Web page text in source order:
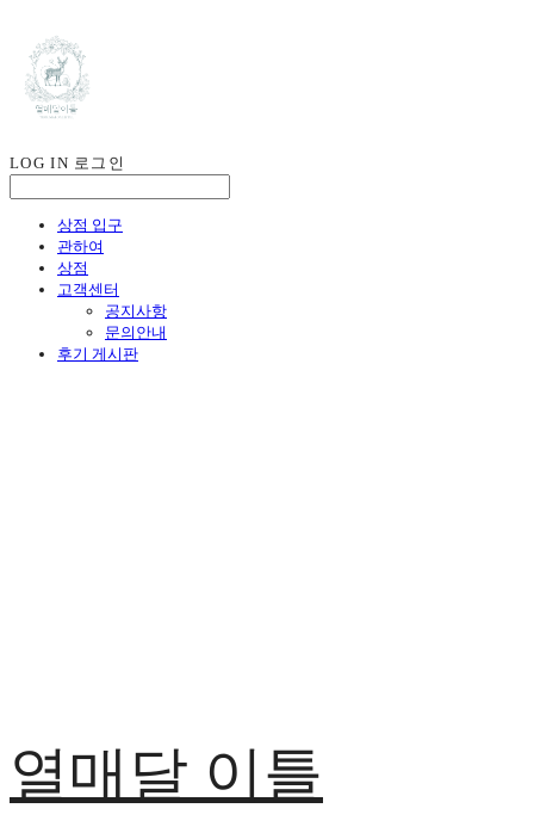
LOG IN 로그인
상점 입구
관하여
상점
고객센터
공지사항
문의안내
후기 게시판
열매달 이틀